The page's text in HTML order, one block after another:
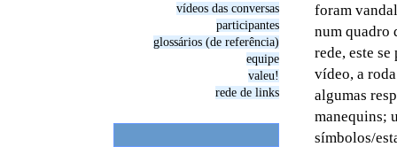
foram
num quadro
rede, este
vídeo, a
algumas
manequins;
símbolos/
vídeos das conversas
participantes
glossários (de referência)
equipe
valeu!
rede de links